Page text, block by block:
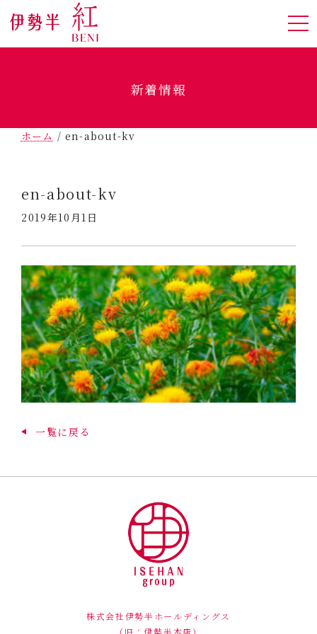
新着情報
ホーム /en-about-kv
en-about-kv
2019年10月1日
一覧に戻る
株式会社伊勢半ホールディングス